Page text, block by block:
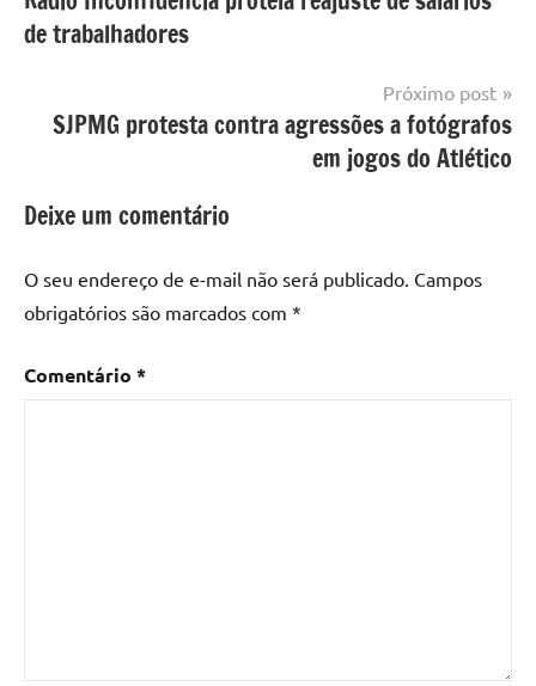
Post
de trabalhadores
Próximo post
SJPMG protesta contra agressões a fotógrafos
em jogos do Atlético
Deixe um comentário
O seu endereço de e-mail não será publicado. Campos
obrigatórios são marcados com *
Comentário *